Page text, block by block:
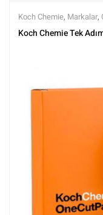
Koch Chemie, Markalar,
Polisaj,Polisaj ve
Koch Chemie Tek